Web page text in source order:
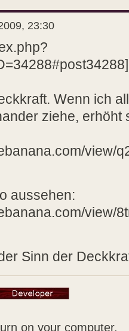
23:30
Wenn ich
ziehe, erhöht
view/
aussehen:
view/
Sinn der
on your computer.